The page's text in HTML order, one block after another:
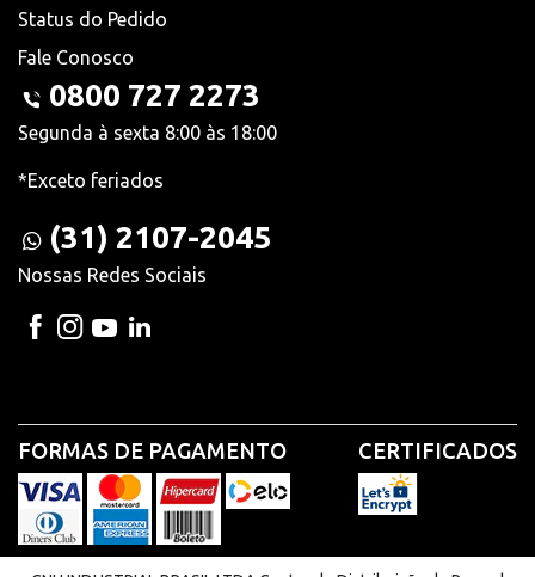
Status do Pedido
Fale Conosco
0800 727 2273
Segunda à sexta 8:00 às 18:00
*Exceto feriados
(31) 2107-2045
Nossas Redes Sociais
FORMAS DE PAGAMENTO CERTIFICADOS